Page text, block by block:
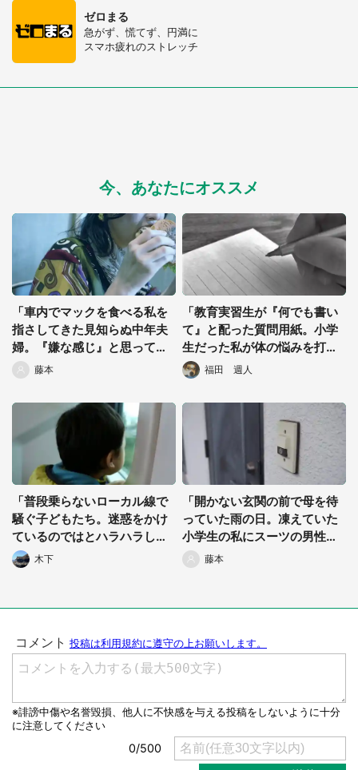
都道府選択
ゼロまる
急がず、慌てず、円満に
スマホ疲れのストレッチ
今、あなたにオススメ
「車内でマックを食べる私を
指さしてきた見知らぬ中年夫
婦。『嫌な感じ』と思ってい
たらコンコンとノックさ
れ...」（福島県・20代女性）
藤本
「教育実習生が『何でも書い
て』と配った質問用紙。小学
生だった私が体の悩みを打ち
明けると...」（東京都・30代
女性）
福田 週人
「普段乗らないローカル線で
騒ぐ子どもたち。迷惑をかけ
ているのではとハラハラして
いたら、近くにいたおじいさ
んがやってきて...」（東京
木下
「開かない玄関の前で母を待
っていた雨の日。凍えていた
小学生の私にスーツの男性が
『おじさんの家で...』」（栃
木県・30代男性）
藤本